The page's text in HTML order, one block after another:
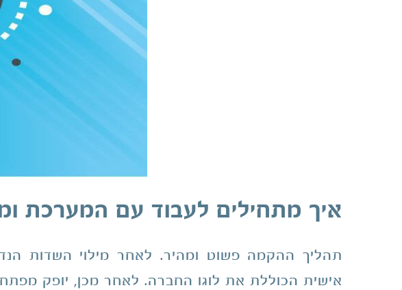
איך מתחילים לעבוד עם המערכת
אישית הכוללת את לוגו החברה. לאחר מכן, יופק